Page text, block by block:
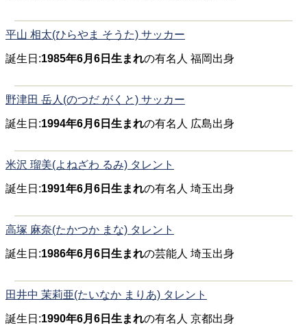
平山 相太(ひらやま そうた) サッカー
誕生日:1985年6月6日生まれの有名人 福岡出身
野津田 岳人(のつだ がくと) サッカー
誕生日:1994年6月6日生まれの有名人 広島出身
米沢 瑠美(よねざわ るみ) タレント
誕生日:1991年6月6日生まれの有名人 埼玉出身
高塚 麻奈(たかつか まな) タレント
誕生日:1986年6月6日生まれの芸能人 埼玉出身
田井中 茉莉亜(たいなか まりあ) タレント
誕生日:1990年6月6日生まれの有名人 京都出身